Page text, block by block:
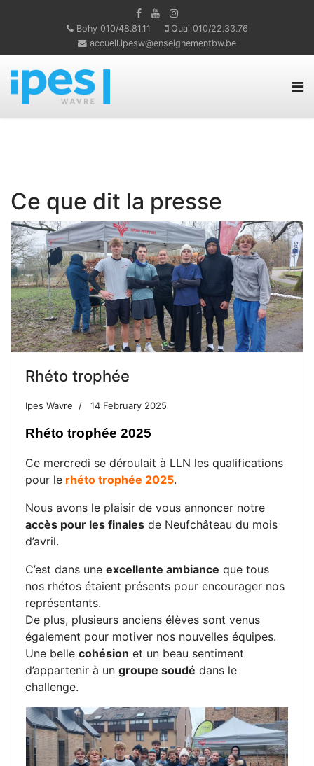
Bohy 010/48.81.11
Quai 010/22.33.76
accueil.ipesw@enseignementbw.be
Ce que dit la presse
Rhéto trophée
Ipes Wavre 14 February 2025
Rhéto trophée 2025
Ce mercredi se déroulait à LLN les qualifications
pour le rhéto trophée 2025.
Nous avons le plaisir de vous annoncer notre
accès pour les finales de Neufchâteau du mois
d’avril.
C’est dans une excellente ambiance que tous
nos rhétos étaient présents pour encourager nos
représentants.
De plus, plusieurs anciens élèves sont venus
également pour motiver nos nouvelles équipes.
Une belle cohésion et un beau sentiment
d’appartenir à un groupe soudé dans le
challenge.